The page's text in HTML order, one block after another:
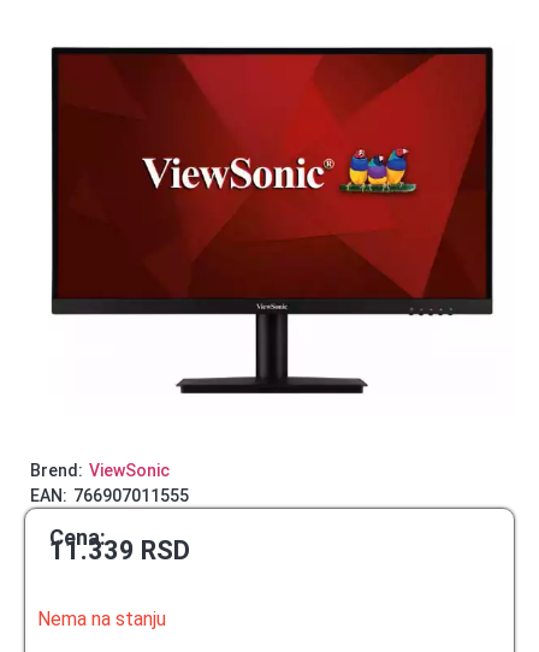
Brend: ViewSonic
EAN: 766907011555
Cena:
11.339 RSD
Nema na stanju